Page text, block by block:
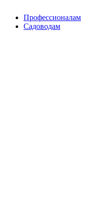
Профессионалам
Садоводам